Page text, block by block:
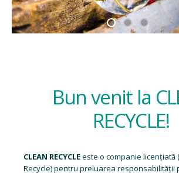
Bun venit la
RECYCLE!
CLEAN RECYCLEeste o companie licențiată (
Recycle) pentru preluarea responsabilității